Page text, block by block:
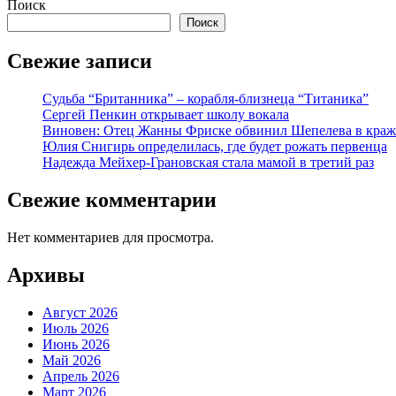
Поиск
Поиск
Свежие записи
Судьба “Британника” – корабля-близнеца “Титаника”
Сергей Пенкин открывает школу вокала
Виновен: Отец Жанны Фриске обвинил Шепелева в
Юлия Снигирь определилась, где будет рожать первенца
Надежда Мейхер-Грановская стала мамой в третий раз
Свежие комментарии
Нет комментариев для просмотра.
Архивы
Август 2026
Июль 2026
Июнь 2026
Май 2026
Апрель 2026
Март 2026